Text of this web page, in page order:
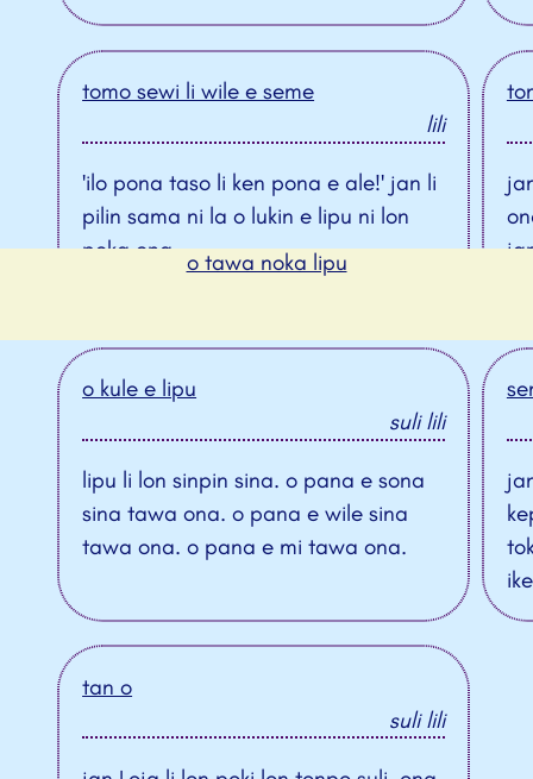
tomo sewi li wile e seme
lili
'ilo pona taso li ken pona e ale!' jan li
pilin sama ni la o lukin e lipu ni lon
poka ona .
o kule e lipu
suli lili
lipu li lon sinpin sina. o pana e sona
sina tawa ona. o pana e wile sina
tawa ona. o pana e mi tawa ona.
tan o
suli lili
o tawa noka lipu